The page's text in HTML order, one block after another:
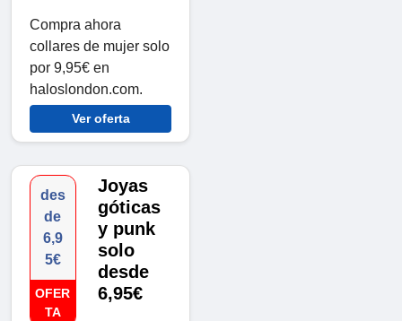
Compra ahora
collares de mujer solo
por 9,95€ en
haloslondon.com.
Ver oferta
des
de
6,9
5€
OFER
TA
Joyas
góticas
y punk
solo
desde
6,95€